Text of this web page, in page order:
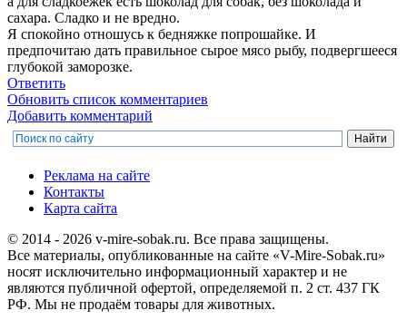
сахара. Сладко и не вредно.
Я спокойно отношусь к бедняжке попрошайке. И
предпочитаю дать правильное сырое мясо рыбу, подвергшееся
глубокой заморозке.
Ответить
Обновить список комментариев
Добавить комментарий
Реклама на сайте
Контакты
Карта сайта
© 2014 - 2026 v-mire-sobak.ru. Все права защищены.
Все материалы, опубликованные на сайте «V-Mire-Sobak.ru»
носят исключительно информационный характер и не
являются публичной офертой, определяемой п. 2 ст. 437 ГК
РФ. Мы не продаём товары для животных.